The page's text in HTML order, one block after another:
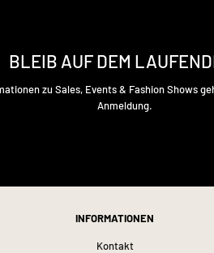
BLEIB AUF DEM
zu Sales, Events & Fashion Shows
Anmeldung.
INFORMATIONEN
Kontakt